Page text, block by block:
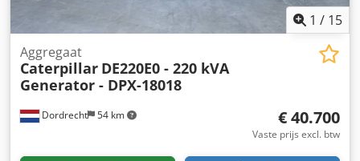
1 / 15
Dordrecht 54 km
Aggregaat
Caterpillar DE220E0 - 220 kVA
Generator - DPX-18018
€ 40.700
Vaste prijs excl. btw